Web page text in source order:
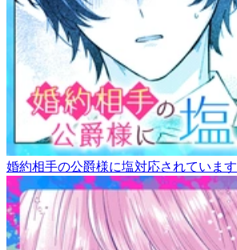
婚約相手の公爵様に塩対応されています